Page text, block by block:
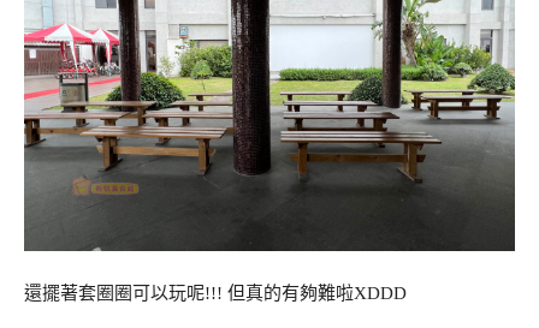
還擺著套圈圈可以玩呢!!! 但真的有夠難啦XDDD